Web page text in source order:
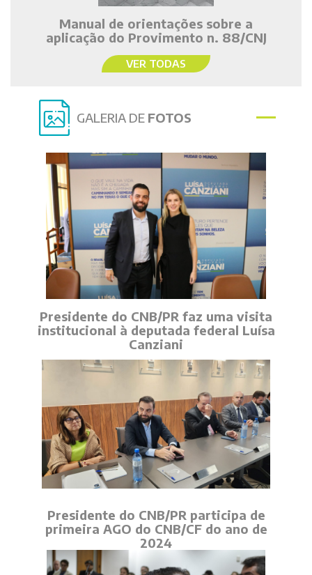
Manual de orientações sobre a
aplicação do Provimento n. 88/CNJ
VER TODAS
GALERIA DE FOTOS
Presidente do CNB/PR faz uma visita
institucional à deputada federal Luísa
Canziani
Presidente do CNB/PR participa de
primeira AGO do CNB/CF do ano de
2024